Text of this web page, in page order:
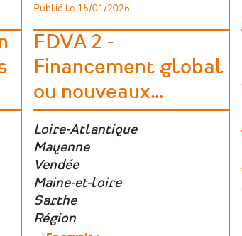
Publié le 16/01/2026.
FDVA 2 -
Financement global
ou nouveaux…
Zone
géographique
Loire-Atlantique
Mayenne
Vendée
Maine-et-loire
Sarthe
Région